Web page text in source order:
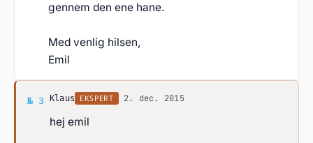
gennem den ene hane.
Med venlig hilsen,
Emil
№ 3 Svar af Klaus
Klaus EKSPERT 2. dec. 2015
hej emil